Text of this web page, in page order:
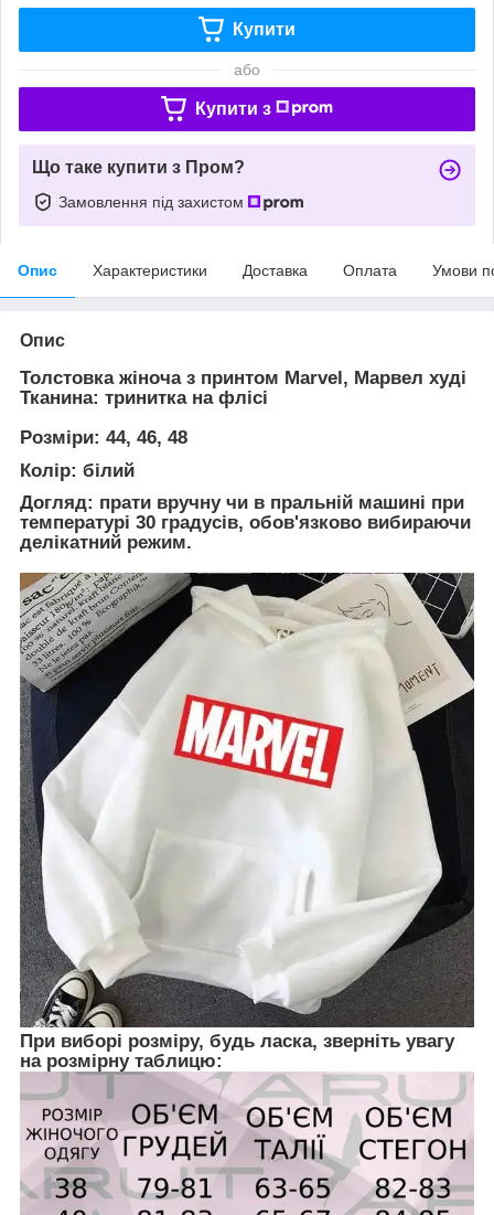
Купити
або
Купити з
Що таке купити з Пром?
Замовлення під захистом
Опис Характеристики Доставка Оплата Умови
Опис
Толстовка жіноча з принтом Marvel, Марвел худі
Тканина: тринитка на флісі
Розміри: 44, 46, 48
Колір: білий
Догляд: прати вручну чи в пральній машині при
температурі 30 градусів, обов'язково вибираючи
делікатний режим.
При виборі розміру, будь ласка, зверніть увагу
на розмірну таблицю: